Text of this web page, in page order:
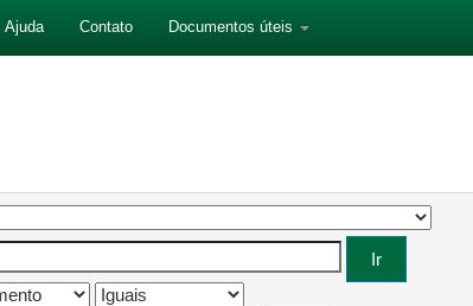
Ajuda Contato Documentos úteis